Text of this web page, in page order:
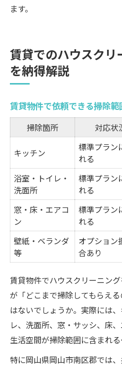
ます。
賃貸でのハウスクリ
を納得解説
賃貸物件で依頼できる掃除範
掃除箇所 対応状
キッチン
標準プラン
れる
浴室・トイレ・
洗面所
標準プラン
れる
窓・床・エアコ
ン
標準プラン
れる
壁紙・ベランダ
等
オプション
合あり
賃貸物件でハウスクリーニン
が「どこまで掃除してもらえ
はないでしょうか。実際には
レ、洗面所、窓・サッシ、床
生活空間が掃除範囲に含まれる
特に岡山県岡山市南区郡では